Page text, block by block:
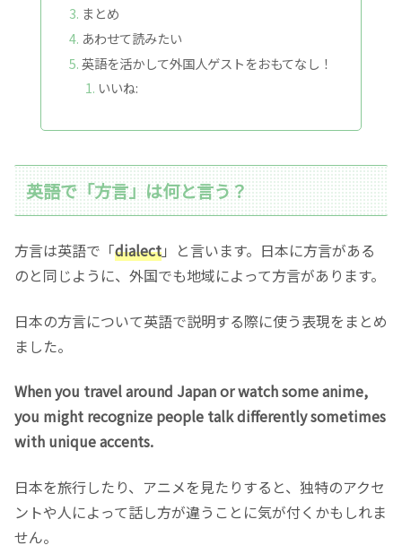
まとめ
あわせて読みたい
英語を活かして外国人ゲストをおもてなし！
いいね:
英語で「方言」は何と言う？
方言は英語で「dialect」と言います。日本に方言がある
のと同じように、外国でも地域によって方言があります。
日本の方言について英語で説明する際に使う表現をまとめ
ました。
When you travel around Japan or watch some anime,
you might recognize people talk differently sometimes
with unique accents.
日本を旅行したり、アニメを見たりすると、独特のアクセ
ントや人によって話し方が違うことに気が付くかもしれま
せん。